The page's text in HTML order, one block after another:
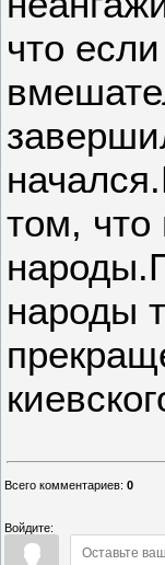
что
том, что
народы
Всего комментариев: 0
Войдите: